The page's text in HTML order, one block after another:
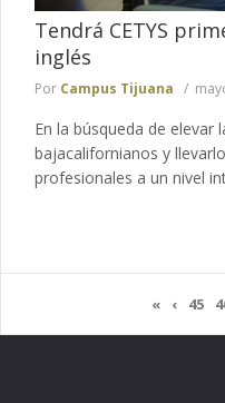
Tendrá CETYS
inglés
Por Campus Tijuana
En la búsqueda de
bajacalifornianos y
profesionales a un nivel
« ‹ 45